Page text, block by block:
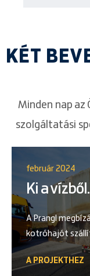
KÉT
Minden nap az
szolgáltatási
február 2024
Ki a
A Prangl
kotróhajót
A PROJEKTHEZ